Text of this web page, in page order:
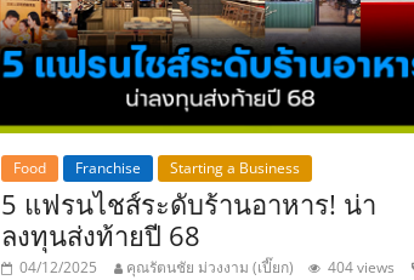
Food Franchise Starting a Business
5 แฟรนไชส์ระดับร้านอาหาร! น่า
ลงทุนส่งท้ายปี 68
04/12/2025 คุณรัตนชัย ม่วงงาม (เปี๊ยก)
404 views